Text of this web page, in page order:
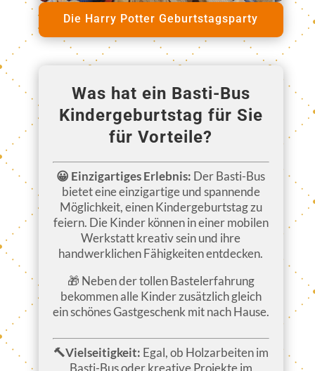
Die Harry Potter Geburtstagsparty
Was hat ein Basti-Bus
Kindergeburtstag für Sie
für Vorteile?
😀 Einzigartiges Erlebnis: Der Basti-Bus
bietet eine einzigartige und spannende
Möglichkeit, einen Kindergeburtstag zu
feiern. Die Kinder können in einer mobilen
Werkstatt kreativ sein und ihre
handwerklichen Fähigkeiten entdecken.
🎁 Neben der tollen Bastelerfahrung
bekommen alle Kinder zusätzlich gleich
ein schönes Gastgeschenk mit nach Hause.
🔨Vielseitigkeit: Egal, ob Holzarbeiten im